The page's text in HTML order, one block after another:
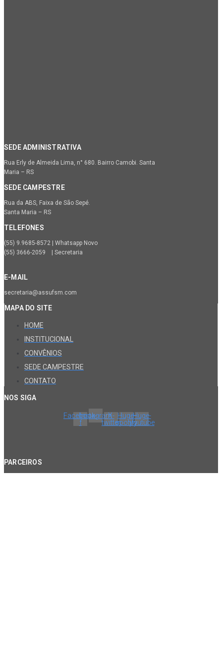
SEDE ADMINISTRATIVA
Rua Erly de Almeida Lima, n° 680. Bairro Camobi. Santa
Maria – RS
SEDE CAMPESTRE
Rua da ABS, Faixa de São Sepé.
Santa Maria – RS
TELEFONES
(55) 9.9685-8572 | Whatsapp Novo
(55) 3666-2059 | Secretaria
E-MAIL
secretaria@assufsm.com
MAPA DO SITE
HOME
INSTITUCIONAL
CONVÊNIOS
SEDE CAMPESTRE
CONTATO
NOS SIGA
Facebook-
f
InstagramX-
twitter
Huge-
spotify
Huge-
youtube
PARCEIROS